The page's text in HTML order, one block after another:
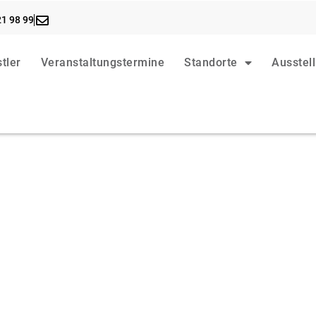
98 99
Veranstaltungstermine Standorte